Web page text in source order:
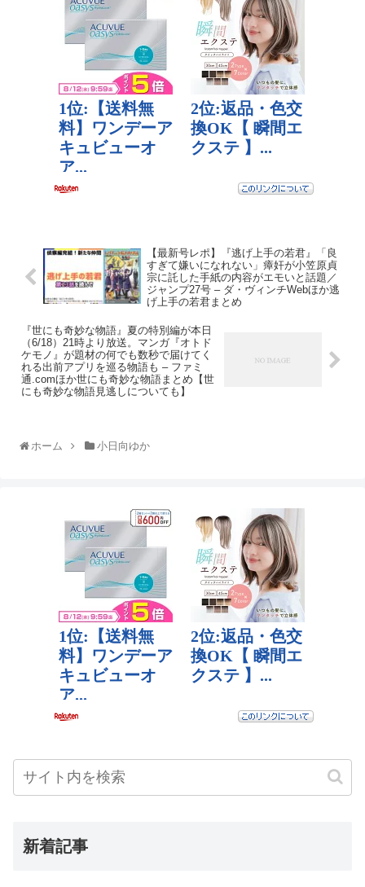
【最新号レポ】『逃げ上手の若君』「良
すぎて嫌いになれない」瘴奸が小笠原貞
宗に託した手紙の内容がエモいと話題／
ジャンプ27号 – ダ・ヴィンチWebほか逃
げ上手の若君まとめ
『世にも奇妙な物語』夏の特別編が本日
（6/18）21時より放送。マンガ『オトド
ケモノ』が題材の何でも数秒で届けてく
れる出前アプリを巡る物語も – ファミ
通.comほか世にも奇妙な物語まとめ【世
にも奇妙な物語見逃しについても】
ホーム 小日向ゆか
新着記事